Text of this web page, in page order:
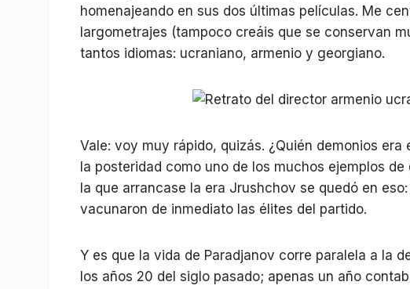
homenajeando en sus dos últimas películas. Me
largometrajes (tampoco creáis que se conservan
tantos idiomas: ucraniano, armenio y georgiano.
Vale: voy muy rápido, quizás. ¿Quién demonios
la posteridad como uno de los muchos ejemplos
la que arrancase la era Jrushchov se quedó en
vacunaron de inmediato las élites del partido.
Y es que la vida de Paradjanov corre paralela a la
los años 20 del siglo pasado; apenas un año